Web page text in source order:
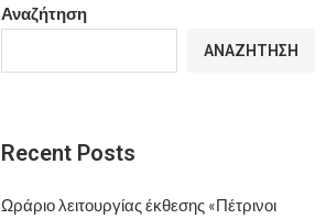
Αναζήτηση
ΑΝΑΖΉΤΗΣΗ
Recent Posts
Ωράριο λειτουργίας έκθεσης «Πέτρινοι